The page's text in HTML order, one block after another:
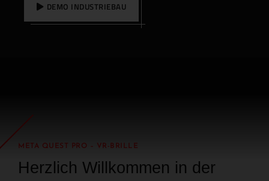
DEMO INDUSTRIEBAU
META QUEST PRO – VR-BRILLE
Herzlich Willkommen in der